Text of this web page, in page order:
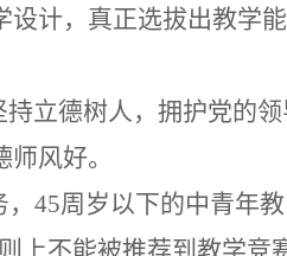
计，真正选拔出教学能
立德树人，拥护党的领
风好。
45周岁以下的中青年
上不能被推荐到教学竞